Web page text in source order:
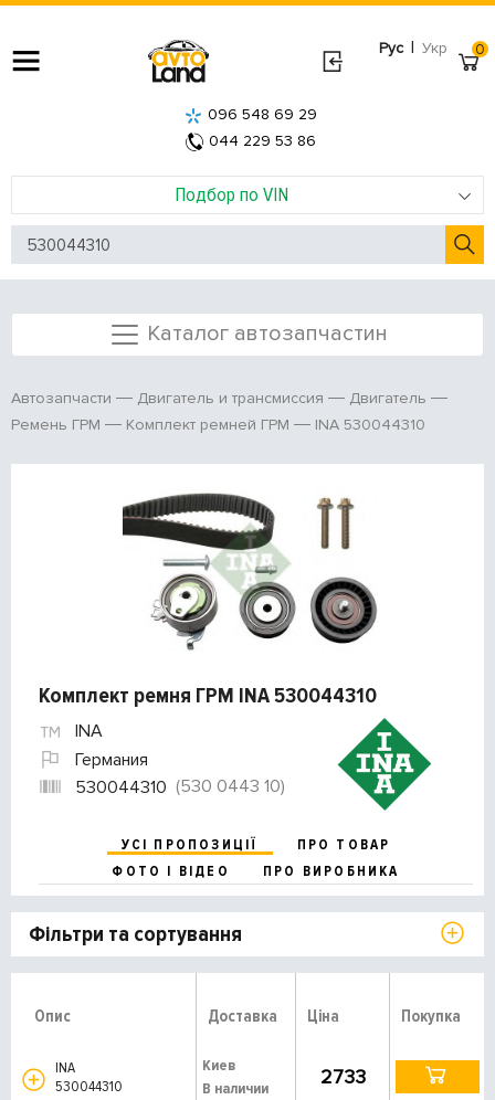
Рус | Укр
Подбор по VIN
096 548 69 29
044 229 53 86
0
Каталог автозапчастин
Автозапчасти Двигатель и трансмиссия
Двигатель
Ремень ГРМ
Комплект ремней ГРМ INA 530044310
Комплект ремня ГРМ INA 530044310
INA
Германия
530044310 (530 0443 10)
УСІ ПРОПОЗИЦІЇ
ПРО ТОВАР
ФОТО І ВІДЕО
ПРО ВИРОБНИКА
Фільтри та сортування
Опис Доставка Ціна Покупка
INA
530044310
Киев
В наличии
2733